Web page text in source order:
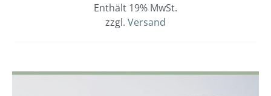
Enthält 19% MwSt.
zzgl. Versand